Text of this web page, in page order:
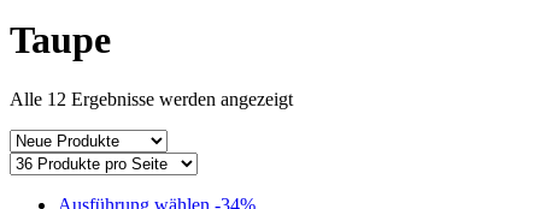
Taupe
Alle 12 Ergebnisse werden angezeigtNach
Ausführung wählen Dieses
-34%